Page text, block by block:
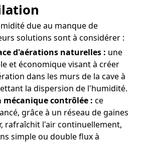
due au manque de
solutions sont à considérer :
d'aérations naturelles : une
et économique visant à créer
dans les murs de la cave à
la dispersion de l'humidité.
contrôlée : ce
grâce à un réseau de gaines
rafraîchit l'air continuellement,
simple ou double flux à